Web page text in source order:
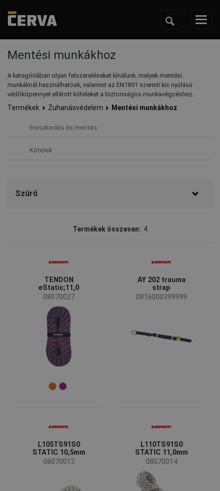
Mentési munkákhoz
A kategóriában olyan felszereléseket kínálunk, melyek mentési
munkáknál használhatóak, valamint az EN1891 szerinti kis nyúlású
védőköpennyel ellátott köteleket a biztonságos munkavégzéshez.
Termékek Zuhanásvédelem Mentési munkákhoz
Ereszkedés és mentés
Kötelek
Szűrő
Elérhetőség
Készleten
Strapabírás
150 kg
30 m
Termékek összesen: 4
TENDON
eStatic;11,0
08070027
AY 202 trauma
strap
0816000399999
L105TS91S0
STATIC 10,5mm
08070013
L110TS91S0
STATIC 11,0mm
08070014